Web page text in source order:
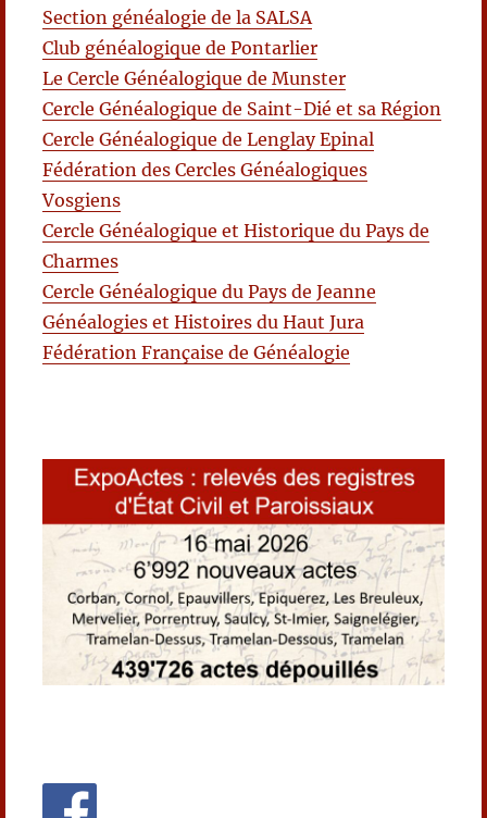
Section généalogie de la SALSA
Club généalogique de Pontarlier
Le Cercle Généalogique de Munster
Cercle Généalogique de Saint-Dié et sa Région
Cercle Généalogique de Lenglay Epinal
Fédération des Cercles Généalogiques
Vosgiens
Cercle Généalogique et Historique du Pays de
Charmes
Cercle Généalogique du Pays de Jeanne
Généalogies et Histoires du Haut Jura
Fédération Française de Généalogie